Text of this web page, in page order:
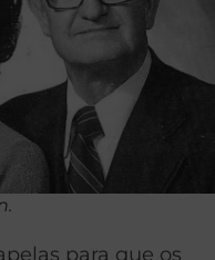
para que os